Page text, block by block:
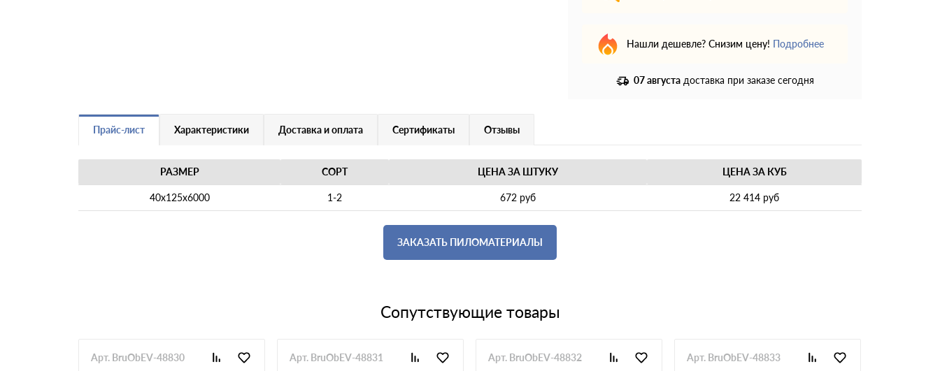
Нашли дешевле? Снизим цену! Подробнее
07 августа доставка при заказе сегодня
Прайс-лист Характеристики Доставка и оплата Сертификаты Отзывы
РАЗМЕР СОРТ ЦЕНА ЗА ШТУКУ ЦЕНА ЗА КУБ
40х125х6000 1-2 672 руб 22 414 руб
ЗАКАЗАТЬ ПИЛОМАТЕРИАЛЫ
Сопутствующие товары
Арт. BruObEV-48830 Арт. BruObEV-48831 Арт. BruObEV-48832 Арт. BruObEV-48833